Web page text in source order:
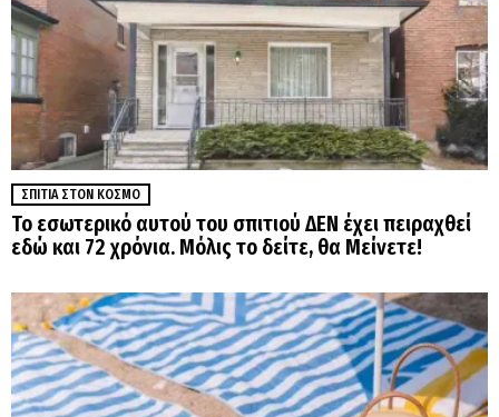
ΣΠΊΤΙΑ ΣΤΟΝ ΚΌΣΜΟ
Το εσωτερικό αυτού του σπιτιού ΔΕΝ έχει πειραχθεί
εδώ και 72 χρόνια. Μόλις το δείτε, θα Μείνετε!